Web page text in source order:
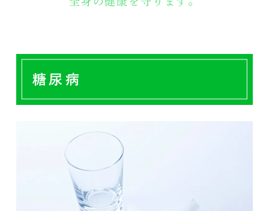
糖尿病